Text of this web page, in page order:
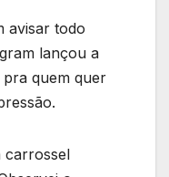
avisar todo
lançou a
pra quem quer
carrossel